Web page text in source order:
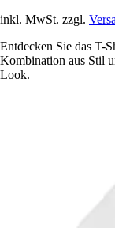
inkl. MwSt. zzgl.
Entdecken Sie das T-
Kombination aus Stil
Look.